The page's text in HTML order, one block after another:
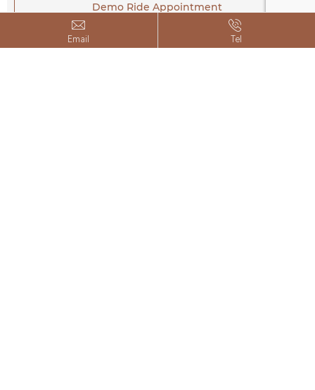
Demo Ride Appointment
ENERGEKO S.R.L.

Email

Tel